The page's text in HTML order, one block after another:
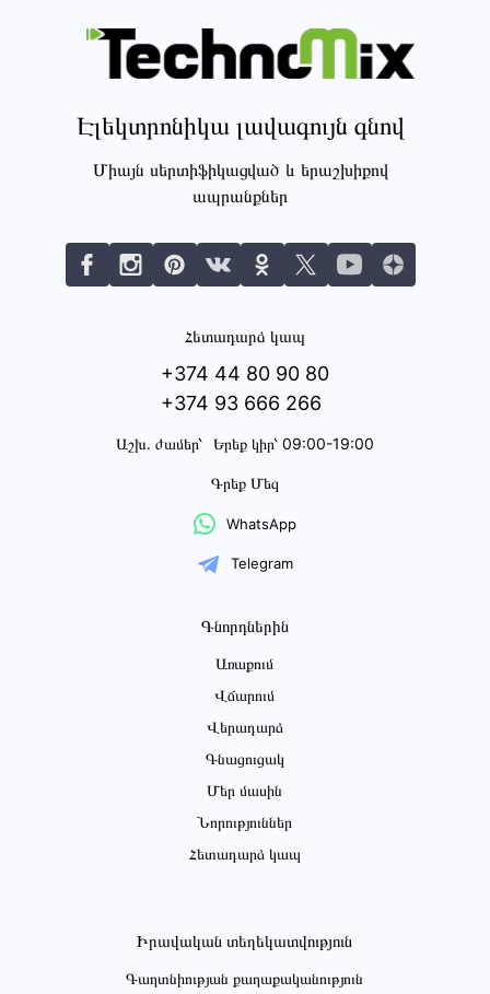
Էլեկտրոնիկա լավագույն գնով
Միայն սերտիֆիկացված և երաշխիքով
ապրանքներ
Հետադարձ կապ
+374 44 80 90 80
+374 93 666 266
Աշխ․ ժամեր՝ Երեք կիր՝ 09:00-19:00
Գրեք Մեզ
WhatsApp
Telegram
Գնորդներին
Առաքում
Վճարում
Վերադարձ
Գնացուցակ
Մեր մասին
Նորություններ
Հետադարձ կապ
Իրավական տեղեկատվություն
Գաղտնիության քաղաքականություն